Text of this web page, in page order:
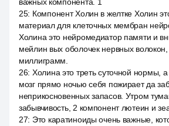
25: Компонент Холин в желтке Холин
материал для клеточных мембран
Холина это нейромедиатор памяти и
мейлин вых оболочек нервных
миллиграмм.
26: Холина это треть суточной нормы,
мозг прямо ночью себя пожирает да
неприкосновенных запасов. Утром
забывчивость, 2 компонент лютеин и
27: Это каратиноиды очень важные,